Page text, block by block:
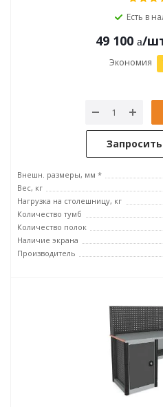
Есть в
49 100 /
Экономия
Внешн. размеры, мм *
Вес, кг
Нагрузка на столешницу, кг
Количество тумб
Количество полок
Наличие экрана
Производитель